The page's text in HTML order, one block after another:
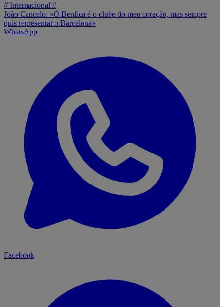
// Internacional //
João Cancelo: «O Benfica é o clube do meu coração, mas sempre
quis representar o Barcelona»
WhatsApp
Facebook